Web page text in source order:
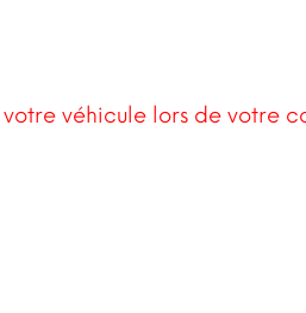
véhicule lors de votre